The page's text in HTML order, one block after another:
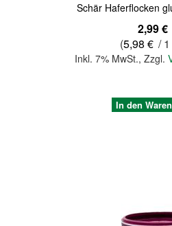
Schär Haferflocken
2,99 €
(5,98 € /
Inkl. 7% MwSt., Zzgl.
In den